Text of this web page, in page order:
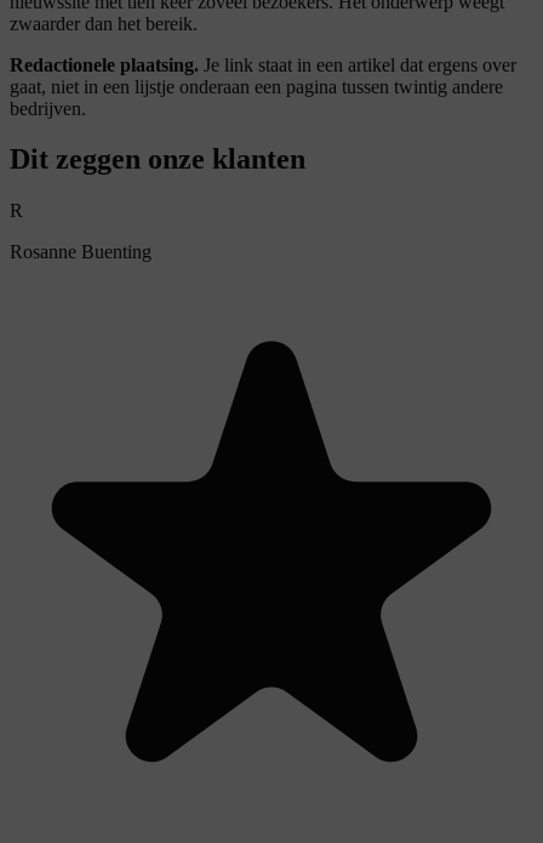
zwaarder dan het bereik.
Redactionele plaatsing. Je link staat in een artikel dat ergens over
gaat, niet in een lijstje onderaan een pagina tussen twintig andere
bedrijven.
Dit zeggen onze klanten
R
Rosanne Buenting